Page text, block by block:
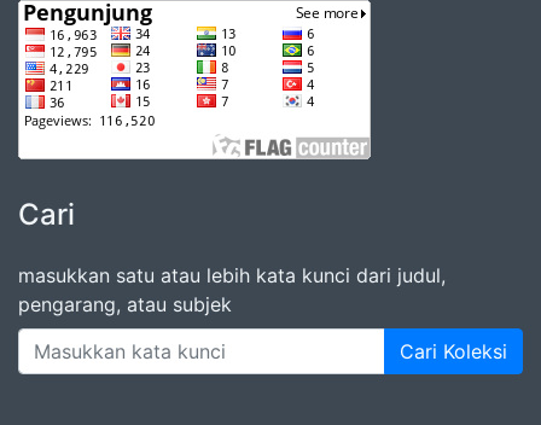
Cari
masukkan satu atau lebih kata kunci dari judul,
pengarang, atau subjek
Cari Koleksi